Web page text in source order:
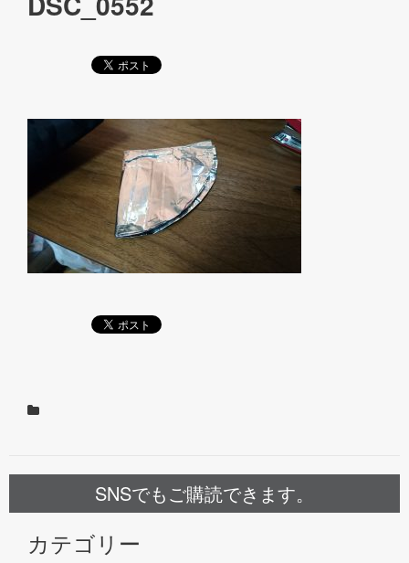
SNSでもご購読できます。
カテゴリー